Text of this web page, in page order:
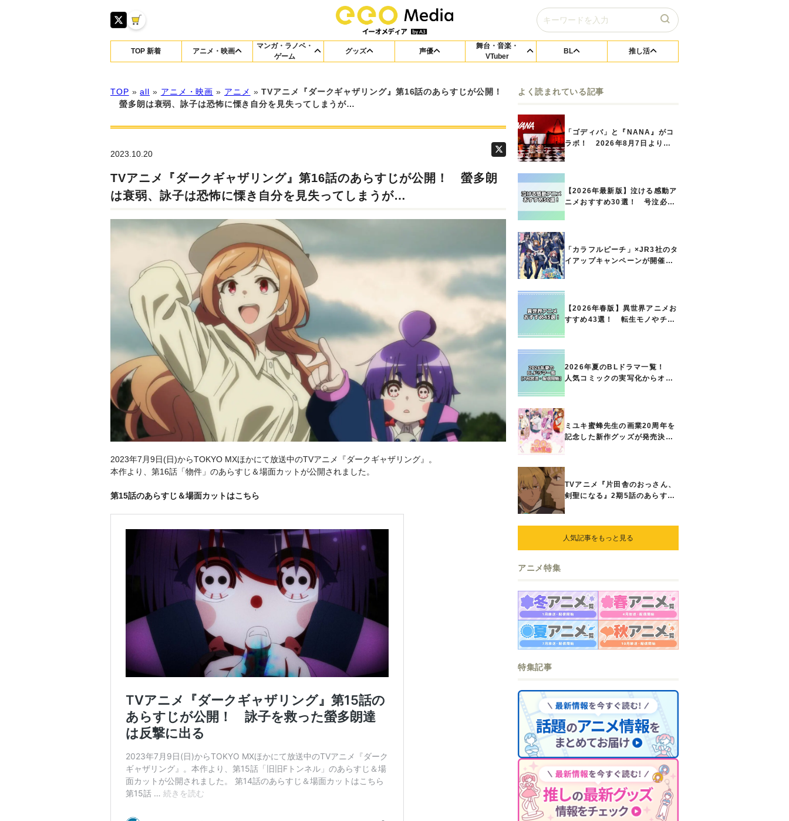
TOP 新着 アニメ・映画
マンガ・ラノベ・
ゲーム
グッズ 声優
舞台・音楽・
VTuber
BL 推し活
TOP »all » アニメ・映画 » アニメ »TVアニメ『ダークギャザリング』第16話のあらすじが公開！
螢多朗は衰弱、詠子は恐怖に慄き自分を見失ってしまうが…
2023.10.20
TVアニメ『ダークギャザリング』第16話のあらすじが公開！ 螢多朗
は衰弱、詠子は恐怖に慄き自分を見失ってしまうが…
2023年7月9日(日)からTOKYO MXほかにて放送中のTVアニメ『ダークギャザリング』。
本作より、第16話「物件」のあらすじ＆場面カットが公開されました。
第15話のあらすじ＆場面カットはこちら
よく読まれている記事
「ゴディバ」と『NANA』がコ
ラボ！ 2026年8月7日よりシ
【2026年最新版】泣ける感動ア
ニメおすすめ30選！ 号泣必須
「カラフルピーチ」×JR3社のタ
イアップキャンペーンが開催決
【2026年春版】異世界アニメお
すすめ43選！ 転生モノやチー
2026年夏のBLドラマ一覧！
人気コミックの実写化からオリ
ミユキ蜜蜂先生の画業20周年を
記念した新作グッズが発売決
ら、ときめくアイテムが登場♪
TVアニメ『片田舎のおっさん、
剣聖になる』2期5話のあらすじ
人気記事をもっと見る
アニメ特集
特集記事